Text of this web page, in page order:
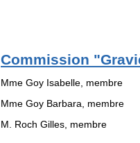
Commission
Mme Goy Isabelle, membre
Mme Goy Barbara, membre
M. Roch Gilles, membre